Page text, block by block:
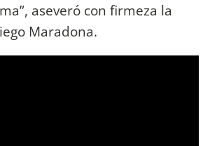
aseveró con firmeza la
Maradona.